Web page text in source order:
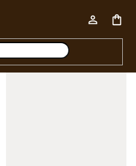
Kč dárek zdarma 📦